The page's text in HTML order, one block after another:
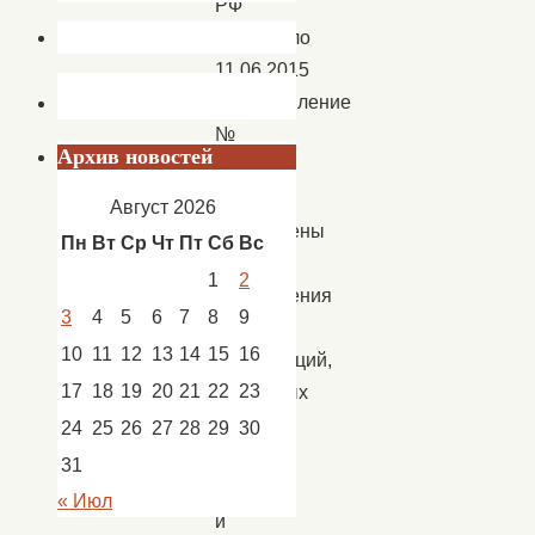
РФ
подписало
11.06.2015
постановление
№
574,
утверждены
определения
перечня
организаций,
указанных
в
и
Архив новостей
Август 2026
Пн Вт Ср Чт Пт Сб Вс
1
2
3
4 5 6 7 8
9
10 11 12 13 14 15 16
17 18 19 20 21 22 23
24 25 26 27 28 29 30
31
« Июл